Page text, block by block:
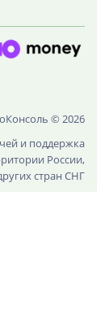
© 2026
и поддержка
России,
стран СНГ